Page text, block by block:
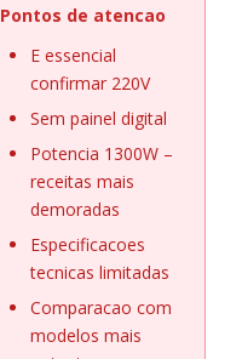
Pontos de atencao
E essencial
confirmar 220V
Sem painel digital
Potencia 1300W –
receitas mais
demoradas
Especificacoes
tecnicas limitadas
Comparacao com
modelos mais